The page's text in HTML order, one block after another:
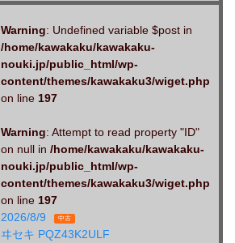
Warning: Undefined variable $post in
/home/kawakaku/kawakaku-
nouki.jp/public_html/wp-
content/themes/kawakaku3/wiget.php
on line 197
Warning: Attempt to read property "ID"
on null in /home/kawakaku/kawakaku-
nouki.jp/public_html/wp-
content/themes/kawakaku3/wiget.php
on line 197
2026/8/9
中古
ヰセキ PQZ43K2ULF